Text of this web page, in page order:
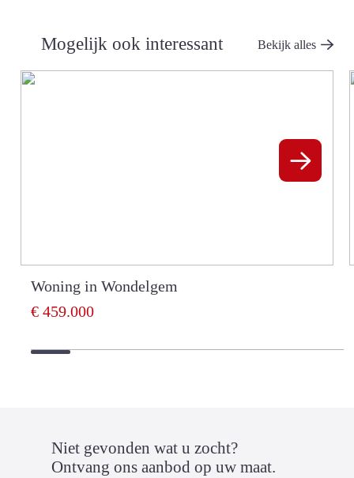
ja
Mogelijk ook interessant Bekijk alles
Woning in Wondelgem
€ 459.000
Niet gevonden wat u zocht?
Ontvang ons aanbod op uw maat.